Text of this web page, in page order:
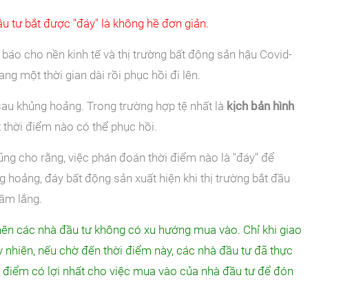
tư bắt được "đáy" là không hề đơn giản.
cho nền kinh tế và thị trường bất động sản hậu Covid-
một thời gian dài rồi phục hồi đi lên.
khủng hoảng. Trong trường hợp tệ nhất là kịch bản hình
điểm nào có thể phục hồi.
cho rằng, việc phán đoán thời điểm nào là "đáy" để
đáy bất động sản xuất hiện khi thị trường bắt đầu
lắng.
các nhà đầu tư không có xu hướng mua vào. Chỉ khi giao
nếu chờ đến thời điểm này, các nhà đầu tư đã thực
có lợi nhất cho việc mua vào của nhà đầu tư để đón